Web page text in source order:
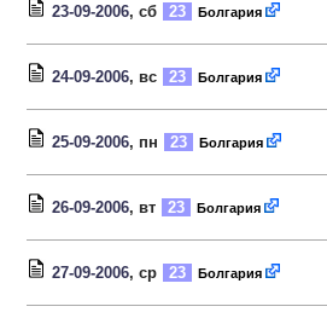
23-09-2006, сб 23 Болгария
24-09-2006, вс 23 Болгария
25-09-2006, пн 23 Болгария
26-09-2006, вт 23 Болгария
27-09-2006, ср 23 Болгария